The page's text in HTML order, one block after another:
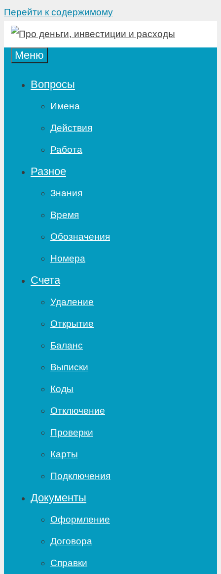
Перейти к содержимому
Меню
Вопросы
Имена
Действия
Работа
Разное
Знания
Время
Обозначения
Номера
Счета
Удаление
Открытие
Баланс
Выписки
Коды
Отключение
Проверки
Карты
Подключения
Документы
Оформление
Договора
Справки